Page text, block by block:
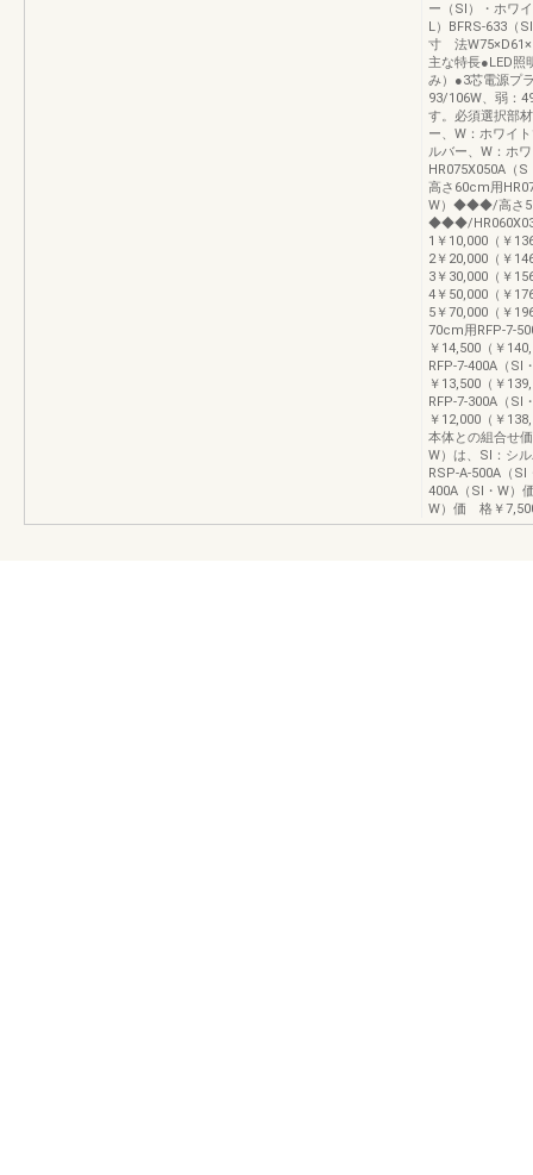
ー（SⅠ）・ホワ
L）BFRS-633（
寸 法
主な特長●LED照
み）●3芯電源プ
93/106W、弱：
す。必須選択部
ー、W：ホワイ
ルバー、W：ホ
HR075X050A
高さ60cm用
W）◆◆◆/高さ
◆◆◆/
1￥10,000（￥
2￥20,000（￥
3￥30,000（￥
4￥50,000（￥
5￥70,000（￥
70cm用RFP-7-
￥14,500（￥
RFP-7-400A（SI
￥13,500（￥
RFP-7-300A（SI
￥12,000（￥
本体との組合せ
W）は、SⅠ：シ
RSP-A-500A（
400A（SI・W）
W）価 格￥